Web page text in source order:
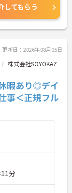
で
容
だ
してもらう
更新日：2026年08月05日
株式会社SOYOKAZ
暇あり◎デイ
事＜正規フル
分